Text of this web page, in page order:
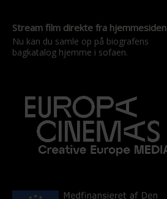
Stream film direkte fra hjemmesiden
Nu kan du samle op på biografens
bagkatalog hjemme i sofaen.